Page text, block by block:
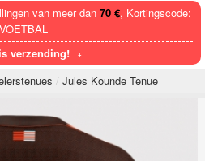
van meer dan 70 €, Kortingscode:
VOETBAL
verzending!
Jules Kounde Tenue